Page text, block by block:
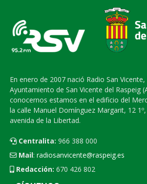
En enero de 2007 nació Radio San
Ayuntamiento de San Vicente del Raspeig
conocernos estamos en el edificio del
la calle Manuel Domínguez Margarit, 12
avenida de la Libertad.
Centralita: 966 388 000
Mail: radiosanvicente@raspeig.es
Redacción: 670 426 802